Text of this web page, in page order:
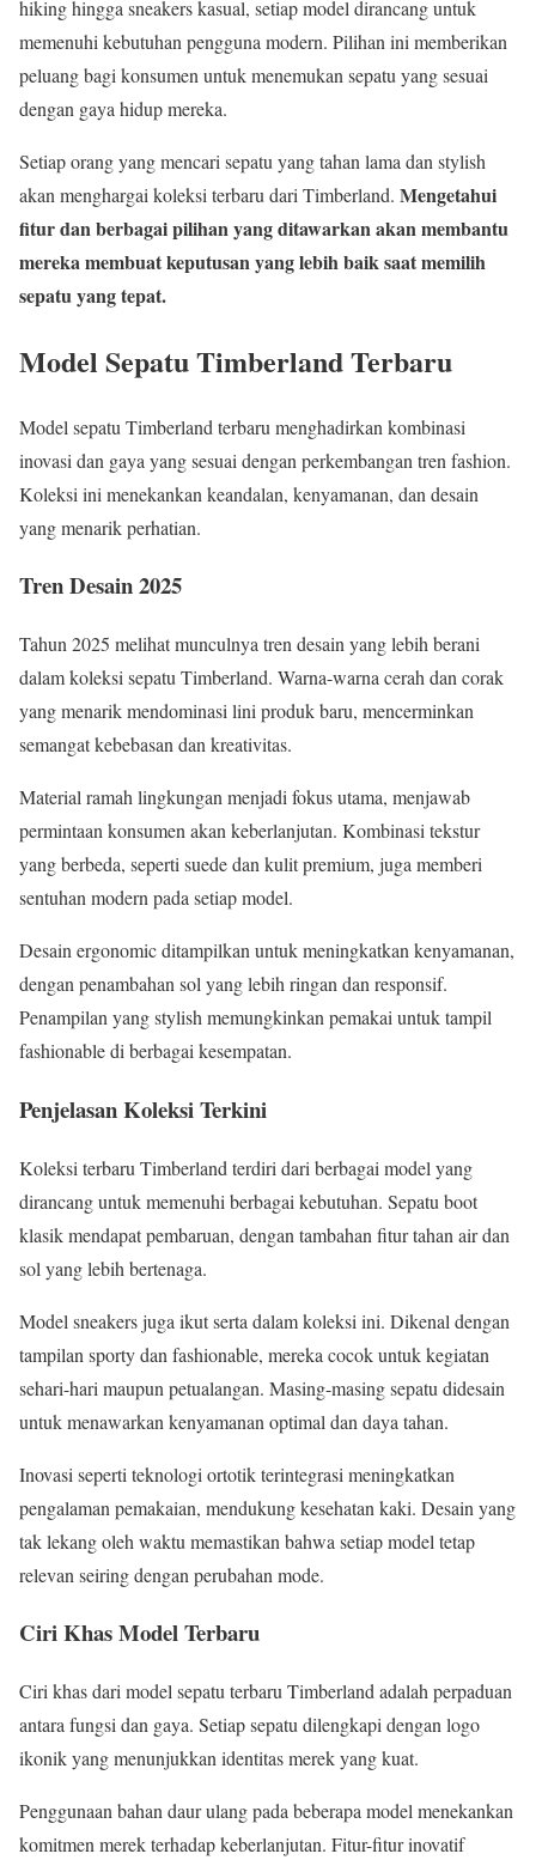
hiking hingga sneakers kasual, setiap model dirancang untuk
memenuhi kebutuhan pengguna modern. Pilihan ini memberikan
peluang bagi konsumen untuk menemukan sepatu yang sesuai
dengan gaya hidup mereka.
Setiap orang yang mencari sepatu yang tahan lama dan stylish
akan menghargai koleksi terbaru dari Timberland. Mengetahui
fitur dan berbagai pilihan yang ditawarkan akan membantu
mereka membuat keputusan yang lebih baik saat memilih
sepatu yang tepat.
Model Sepatu Timberland Terbaru
Model sepatu Timberland terbaru menghadirkan kombinasi
inovasi dan gaya yang sesuai dengan perkembangan tren fashion.
Koleksi ini menekankan keandalan, kenyamanan, dan desain
yang menarik perhatian.
Tren Desain 2025
Tahun 2025 melihat munculnya tren desain yang lebih berani
dalam koleksi sepatu Timberland. Warna-warna cerah dan corak
yang menarik mendominasi lini produk baru, mencerminkan
semangat kebebasan dan kreativitas.
Material ramah lingkungan menjadi fokus utama, menjawab
permintaan konsumen akan keberlanjutan. Kombinasi tekstur
yang berbeda, seperti suede dan kulit premium, juga memberi
sentuhan modern pada setiap model.
Desain ergonomic ditampilkan untuk meningkatkan kenyamanan,
dengan penambahan sol yang lebih ringan dan responsif.
Penampilan yang stylish memungkinkan pemakai untuk tampil
fashionable di berbagai kesempatan.
Penjelasan Koleksi Terkini
Koleksi terbaru Timberland terdiri dari berbagai model yang
dirancang untuk memenuhi berbagai kebutuhan. Sepatu boot
klasik mendapat pembaruan, dengan tambahan fitur tahan air dan
sol yang lebih bertenaga.
Model sneakers juga ikut serta dalam koleksi ini. Dikenal dengan
tampilan sporty dan fashionable, mereka cocok untuk kegiatan
sehari-hari maupun petualangan. Masing-masing sepatu didesain
untuk menawarkan kenyamanan optimal dan daya tahan.
Inovasi seperti teknologi ortotik terintegrasi meningkatkan
pengalaman pemakaian, mendukung kesehatan kaki. Desain yang
tak lekang oleh waktu memastikan bahwa setiap model tetap
relevan seiring dengan perubahan mode.
Ciri Khas Model Terbaru
Ciri khas dari model sepatu terbaru Timberland adalah perpaduan
antara fungsi dan gaya. Setiap sepatu dilengkapi dengan logo
ikonik yang menunjukkan identitas merek yang kuat.
Penggunaan bahan daur ulang pada beberapa model menekankan
komitmen merek terhadap keberlanjutan. Fitur-fitur inovatif